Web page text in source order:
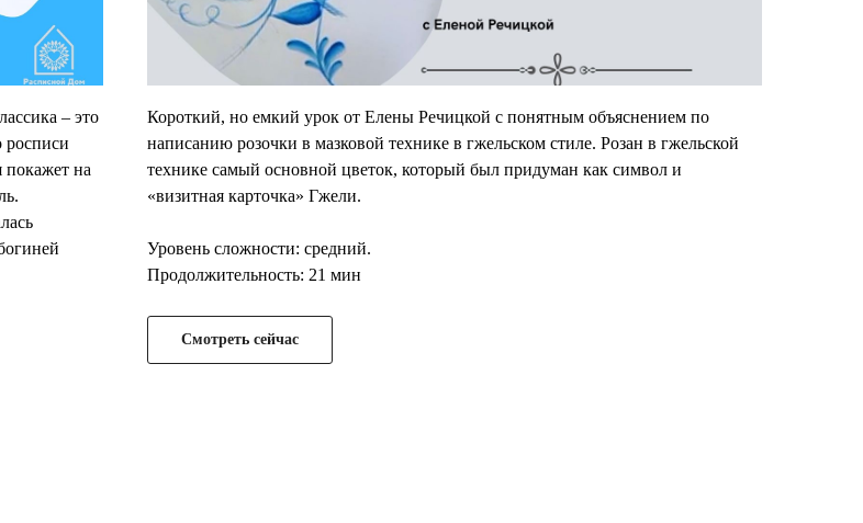
– это
росписи
покажет на
Короткий, но емкий урок от Елены Речицкой с понятным объяснением по
написанию розочки в мазковой технике в гжельском стиле. Розан в гжельской
технике самый основной цветок, который был придуман как символ и
«визитная карточка» Гжели.
Уровень сложности: средний.
Продолжительность: 21 мин
Смотреть сейчас